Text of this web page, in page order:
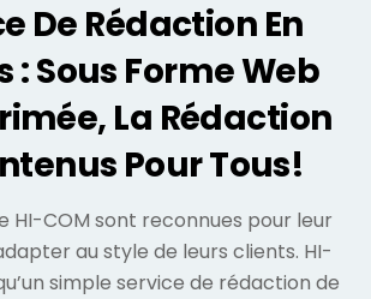
De Rédaction En
: Sous Forme Web
La Rédaction
Pour Tous!
HI-COM sont reconnues pour leur
au style de leurs clients. HI-
simple service de rédaction de